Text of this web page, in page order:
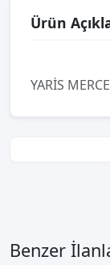
Ürün
YARİS
Benzer